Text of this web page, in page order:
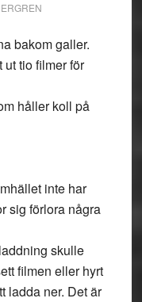
bakom galler.
ut tio filmer för
håller koll på
inte har
sig förlora några
skulle
filmen eller hyrt
ladda ner. Det är